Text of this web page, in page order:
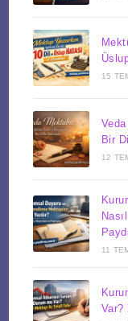
15
Bir
12
11
Var?